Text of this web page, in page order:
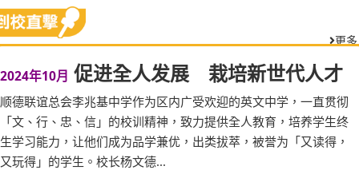
更多
2024年10月 促进全人发展 栽培新世代人才
顺德联谊总会李兆基中学作为区内广受欢迎的英文中学，一直贯彻
「文、行、忠、信」的校训精神，致力提供全人教育，培养学生终
生学习能力，让他们成为品学兼优，出类拔萃，被誉为「又读得，
又玩得」的学生。校长杨文德...